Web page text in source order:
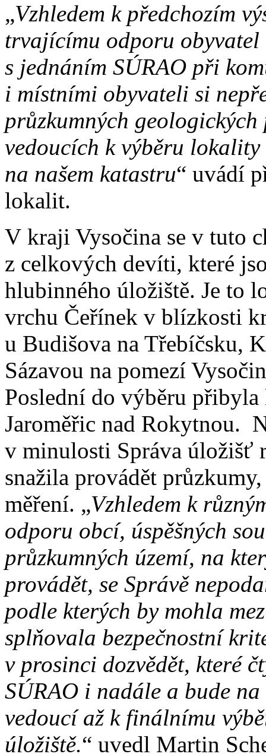
„Vzhledem k předchozím
trvajícímu odporu obyvatel
s jednáním SÚRAO při
i místními obyvateli si
průzkumných
vedoucích k výběru
na našem katastru“ uvádí
lokalit.
V kraji Vysočina se v tuto
z celkových devíti, které
hlubinného úložiště. Je to
vrchu Čeřínek v blízkosti
u Budišova na Třebíčsku,
Sázavou na pomezí
Poslední do výběru
Jaroměřic nad Rokytnou.
v minulosti Správa úložišť
snažila provádět
měření. „Vzhledem k
odporu obcí, úspěšných
průzkumných území, na
provádět, se Správě
podle kterých by mohla
splňovala bezpečnostní
v prosinci dozvědět, které
SÚRAO i nadále a bude
vedoucí až k finálnímu
úložiště.“ uvedl Martin